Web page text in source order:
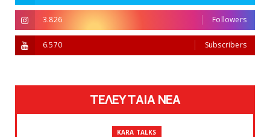
3.826 Followers
6.570 Subscribers
ΤΕΛΕΥΤΑΙΑ ΝΕΑ
KARA TALKS